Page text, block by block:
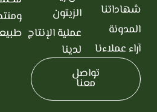
شهاداتنا
المدونة
آراء عملاءنا
تواصل
معنا
الزيتون
عملية الإنتاج
لدينا